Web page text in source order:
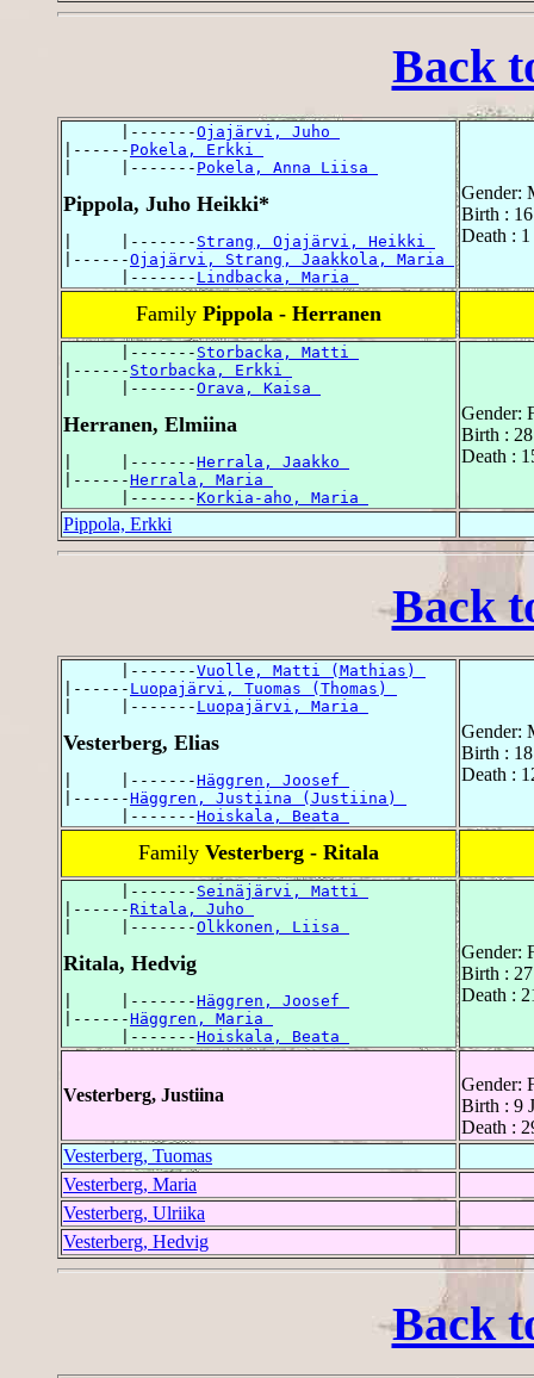
Back
      |-------
Ojajärvi, Juho
|------ Pokela, Erkki
|     |------- Pokela, Anna Liisa
Pippola, Juho Heikki*
|     |------- Strang, Ojajärvi, Heikki
|------Ojajärvi, Strang, Jaakkola, Maria
      |-------
Lindbacka, Maria
Gender:
Birth :
Death :
Family Pippola - Herranen
      |-------
Storbacka, Matti
|------ Storbacka, Erkki
|     |-------Orava, Kaisa
Herranen, Elmiina
|     |-------Herrala, Jaakko
|------Herrala, Maria
      |-------
Korkia-aho, Maria
Gender:
Birth :
Death :
Pippola, Erkki
Back
      |-------
Vuolle, Matti (Mathias)
|------ Luopajärvi, Tuomas (Thomas)
|     |------- Luopajärvi, Maria
Vesterberg, Elias
|     |-------Häggren, Joosef
|------Häggren, Justiina (Justiina)
      |-------
Hoiskala, Beata
Gender:
Birth :
Death :
Family Vesterberg - Ritala
      |-------
Seinäjärvi, Matti
|------Ritala, Juho
|     |-------Olkkonen, Liisa
Ritala, Hedvig
|     |-------Häggren, Joosef
|------Häggren, Maria
      |-------
Hoiskala, Beata
Gender:
Birth : 27
Death :
Vesterberg, Justiina
Gender:
Birth : 9
Death :
Vesterberg, Tuomas
Vesterberg, Maria
Vesterberg, Ulriika
Vesterberg, Hedvig
Back